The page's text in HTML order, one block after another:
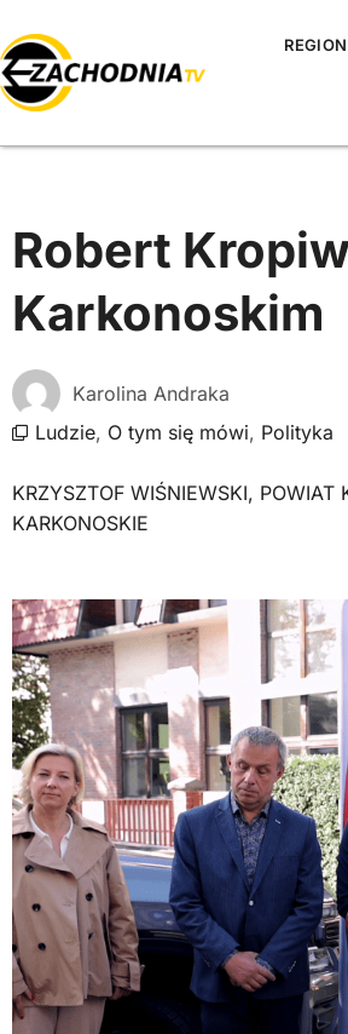
REGION
Robert
Karkonoskim
Karolina Andraka
Ludzie, O tym się mówi, Polityka
KRZYSZTOF WIŚNIEWSKI, POWIAT
KARKONOSKIE